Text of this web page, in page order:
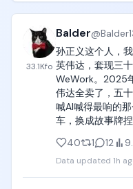
33.1Kfo
Balder@
孙正义这个人，
英伟达，套现三
WeWork。2025
伟达全卖了，五
喊AI喊得最响的
车，换成故事牌
没有，钱是拿住
学。
40 1 12
Data updated 1h